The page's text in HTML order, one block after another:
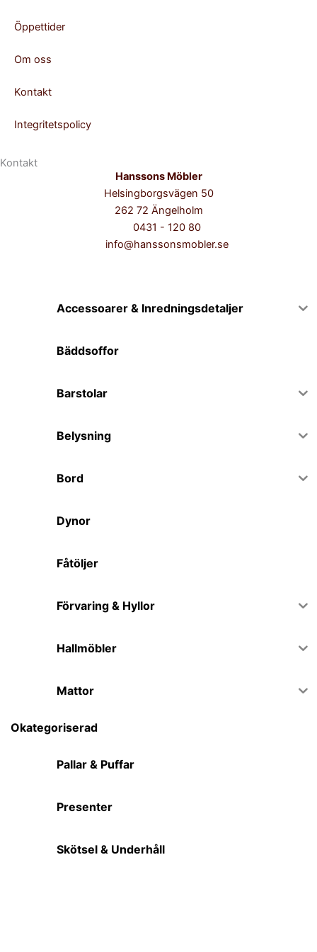
r
a
m
o
k
Öppettider
Om oss
Kontakt
Integritetspolicy
Kontakt
Hanssons Möbler
Helsingborgsvägen 50
262 72 Ängelholm
0431 - 120 80
info@hanssonsmobler.se
Accessoarer & Inredningsdetaljer
Bäddsoffor
Barstolar
Belysning
Bord
Dynor
Fåtöljer
Förvaring & Hyllor
Hallmöbler
Mattor
Okategoriserad
Pallar & Puffar
Presenter
Skötsel & Underhåll